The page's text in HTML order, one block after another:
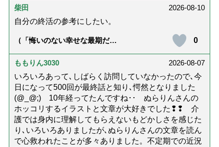
柴田
2026-08-10
自分の終活の参考にしたい。
（「悔いのない幸せな最期だっ
り返る母の在宅介護と看取り｜
幸せな在宅死のために医師が教
0
ももりん3030
2026-08-07
いろいろあって､しばらく訪問していなかったので､今
日になって500回が最終話と知り､愕然となりました
(@_@;) 10年経ってたんですね･･ ぬらりんさんの
ホッコリするイラストと文章が大好きでした❢❢ 介
護では身内に理解してもらえないもどかしさを感じた
り､いろいろありましたが､ぬらりんさんの文章を読ん
で心救われたことが多々ありました。不定期での近況